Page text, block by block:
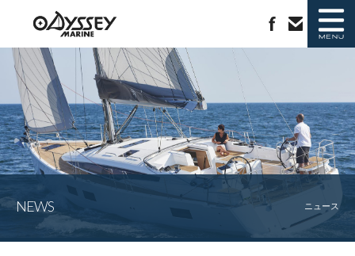
ニュース
中古艇情報 ラインナップ
ジャノー社について 会社概要
NEWS ニュース